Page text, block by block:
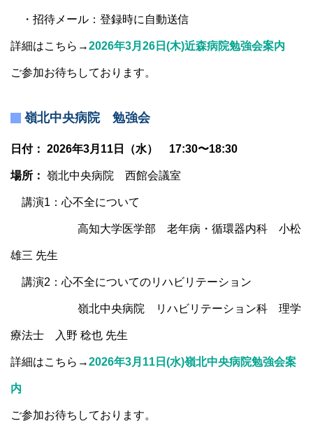
・招待メール：登録時に自動送信
詳細はこちら→2026年3月26日(木)近森病院勉強会案内
ご参加お待ちしております。
嶺北中央病院 勉強会
日付： 2026年3月11日（水） 17:30〜18:30
場所： 嶺北中央病院 西館会議室
講演1：心不全について
高知大学医学部 老年病・循環器内科 小松
雄三 先生
講演2：心不全についてのリハビリテーション
嶺北中央病院 リハビリテーション科 理学
療法士 入野 稔也 先生
詳細はこちら→2026年3月11日(水)嶺北中央病院勉強会案
内
ご参加お待ちしております。